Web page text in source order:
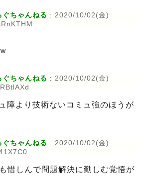
ちゃんねる : 2020/10/02(金)
ちゃんねる : 2020/10/02(金)
障より技術ないコミュ強のほうが
ちゃんねる : 2020/10/02(金)
惜しんで問題解決に勤しむ覚悟が